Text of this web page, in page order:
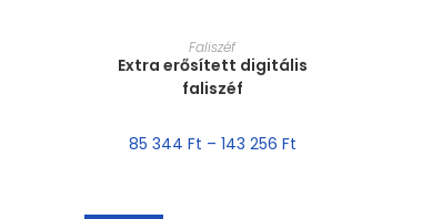
MÉRET VÁLASZTÁSA
Faliszéf
Extra erősített digitális
faliszéf
85 344 Ft – 143 256 Ft